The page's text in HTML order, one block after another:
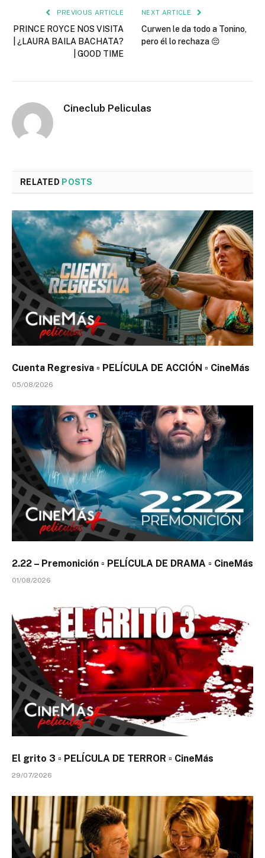
PREVIOUS ARTICLE
PRINCE ROYCE NOS VISITA
| ¿LAURA BAILA BACHATA?
| GOOD TIME
NEXT ARTICLE
Curwen le da todo a Tonino,
pero él lo rechaza 😔
Cineclub Peliculas
RELATED POSTS
Cuenta Regresiva ▫️ PELÍCULA DE ACCIÓN ▫️ CineMás
05/08/2026
2.22 – Premonición ▫️ PELÍCULA DE DRAMA ▫️ CineMás
01/08/2026
El grito 3 ▫️ PELÍCULA DE TERROR ▫️ CineMás
29/07/2026